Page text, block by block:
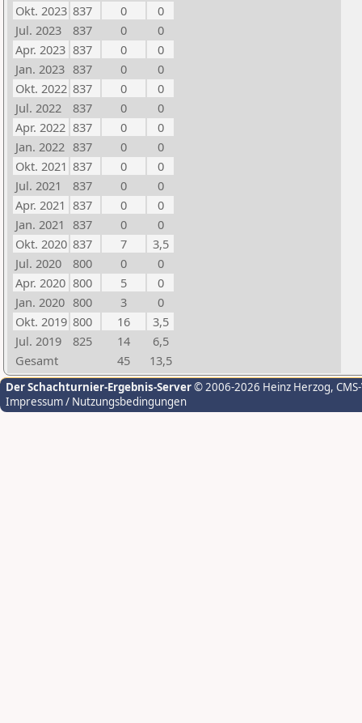
Okt. 2023 837 0
0
Jul. 2023
837 0
0
Apr. 2023 837 0
0
Jan. 2023 837 0
0
Okt. 2022 837 0
0
Jul. 2022
837 0
0
Apr. 2022 837 0
0
Jan. 2022 837 0
0
Okt. 2021 837 0
0
Jul. 2021
837 0
0
Apr. 2021 837 0
0
Jan. 2021 837 0
0
Okt. 2020 837 7
3,5
Jul. 2020
800 0
0
Apr. 2020 800 5
0
Jan. 2020 800 3
0
Okt. 2019 800 16
3,5
Jul. 2019
825 14
6,5
Gesamt
45 13,5
Der Schachturnier-Ergebnis-Server© 2006-2026 Heinz Herzog,
Impressum / Nutzungsbedingungen